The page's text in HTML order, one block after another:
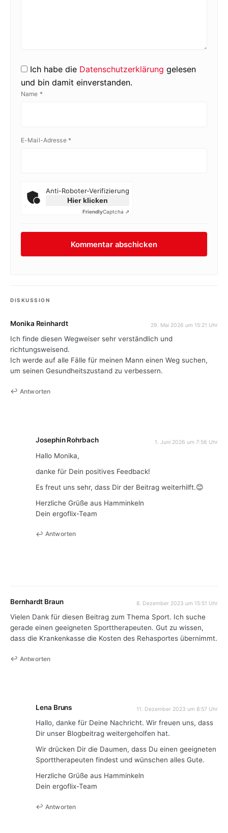
Ich habe die Datenschutzerklärung gelesen
und bin damit einverstanden.
Name *
E-Mail-Adresse *
Anti-Roboter-Verifizierung
Hier klicken
FriendlyCaptcha ⇗
DISKUSSION
Monika Reinhardt 29. Mai 2026 um 15:21 Uhr
Ich finde diesen Wegweiser sehr verständlich und
richtungsweisend.
Ich werde auf alle Fälle für meinen Mann einen Weg suchen,
um seinen Gesundheitszustand zu verbessern.
Antworten
Josephin Rohrbach 1. Juni 2026 um 7:56 Uhr
Hallo Monika,
danke für Dein positives Feedback!
Es freut uns sehr, dass Dir der Beitrag weiterhilft.😊
Herzliche Grüße aus Hamminkeln
Dein ergoflix-Team
Antworten
Bernhardt Braun 8. Dezember 2023 um 15:51 Uhr
Vielen Dank für diesen Beitrag zum Thema Sport. Ich suche
gerade einen geeigneten Sporttherapeuten. Gut zu wissen,
dass die Krankenkasse die Kosten des Rehasportes übernimmt.
Antworten
Lena Bruns 11. Dezember 2023 um 8:57 Uhr
Hallo, danke für Deine Nachricht. Wir freuen uns, dass
Dir unser Blogbeitrag weitergeholfen hat.
Wir drücken Dir die Daumen, dass Du einen geeigneten
Sporttherapeuten findest und wünschen alles Gute.
Herzliche Grüße aus Hamminkeln
Dein ergoflix-Team
Antworten